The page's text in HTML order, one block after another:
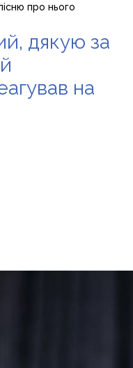
про нього
дякую за
на